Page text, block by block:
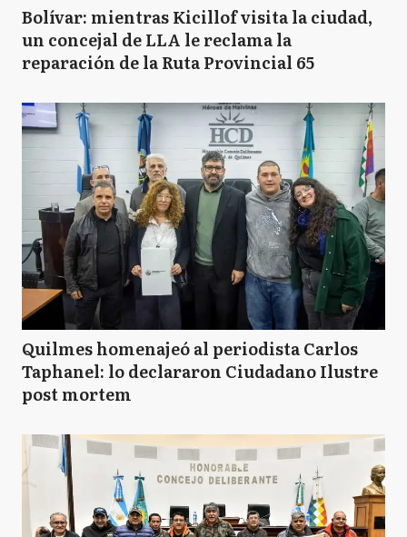
Bolívar: mientras Kicillof visita la ciudad,
un concejal de LLA le reclama la
reparación de la Ruta Provincial 65
Quilmes homenajeó al periodista Carlos
Taphanel: lo declararon Ciudadano Ilustre
post mortem